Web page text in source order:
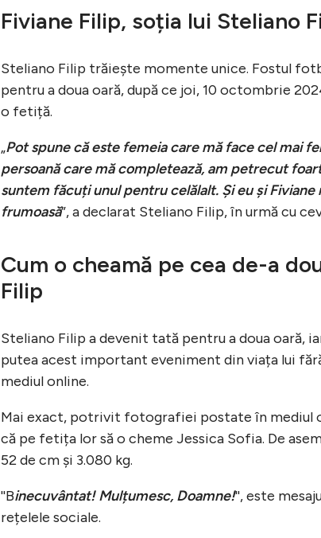
Fiviane Filip, soția lui Steliano
Steliano Filip trăiește momente unice. Fostul
pentru a doua oară, după ce joi, 10 octombrie
o fetiță.
„Pot spune că este femeia care mă face cel mai
persoană care mă completează, am petrecut
suntem făcuți unul pentru celălalt. Și eu și
frumoasă”, a declarat Steliano Filip, în urmă cu
Cum o cheamă pe cea de-a
Filip
Steliano Filip a devenit tată pentru a doua oară,
putea acest important eveniment din viața lui
mediul online.
Mai exact, potrivit fotografiei postate în mediul
că pe fetița lor să o cheme Jessica Sofia. De
52 de cm și 3.080 kg.
''Binecuvântat! Mulțumesc, Doamne!'', este
rețelele sociale.